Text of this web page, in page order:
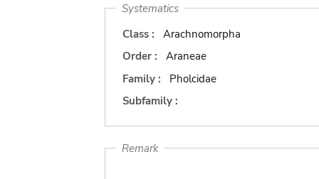
Systematics
Class :
Arachnomorpha
Order :
Araneae
Family :
Pholcidae
Subfamily :
Remark